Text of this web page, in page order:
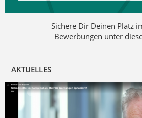
AKTUELLES
Sichere Dir Deinen Platz
Bewerbungen unter